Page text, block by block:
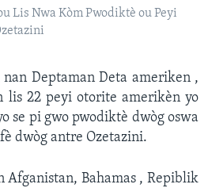
Lis Nwa Kòm Pwodiktè ou Peyi
Deptaman Deta ameriken ,
lis 22 peyi otorite amerikèn yo
se pi gwo pwodiktè dwòg oswa
dwòg antre Ozetazini.
Afganistan, Bahamas , Repiblik